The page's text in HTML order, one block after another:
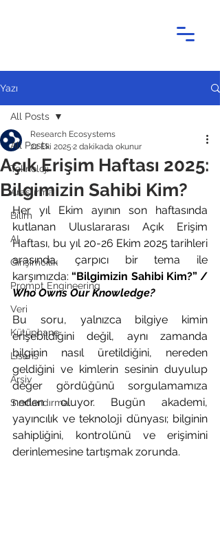
Yazı
All Posts
Teknoloji
Araştırma
Bilim
AI
Girişimcilik
Prompt Engineering
Veri
Kütüphane
Lisans
Arşiv
Sınıflandırma
All Posts
Açık Erişim Haftası 2025:
Bilgimizin Sahibi Kim?
Research Ecosystems
22 Eki 2025 2 dakikada okunur
Her yıl Ekim ayının son haftasında
kutlanan Uluslararası Açık Erişim
Haftası, bu yıl 20-26 Ekim 2025 tarihleri
arasında, çarpıcı bir tema ile
karşımızda:
Who Owns Our Knowledge?
Bu soru, yalnızca bilgiye kimin
erişebildiğini değil, aynı zamanda
bilginin nasıl üretildiğini, nereden
geldiğini ve kimlerin sesinin duyulup
değer gördüğünü sorgulamamıza
neden oluyor. Bugün akademi,
yayıncılık ve teknoloji dünyası; bilginin
sahipliğini, kontrolünü ve erişimini
derinlemesine tartışmak zorunda.